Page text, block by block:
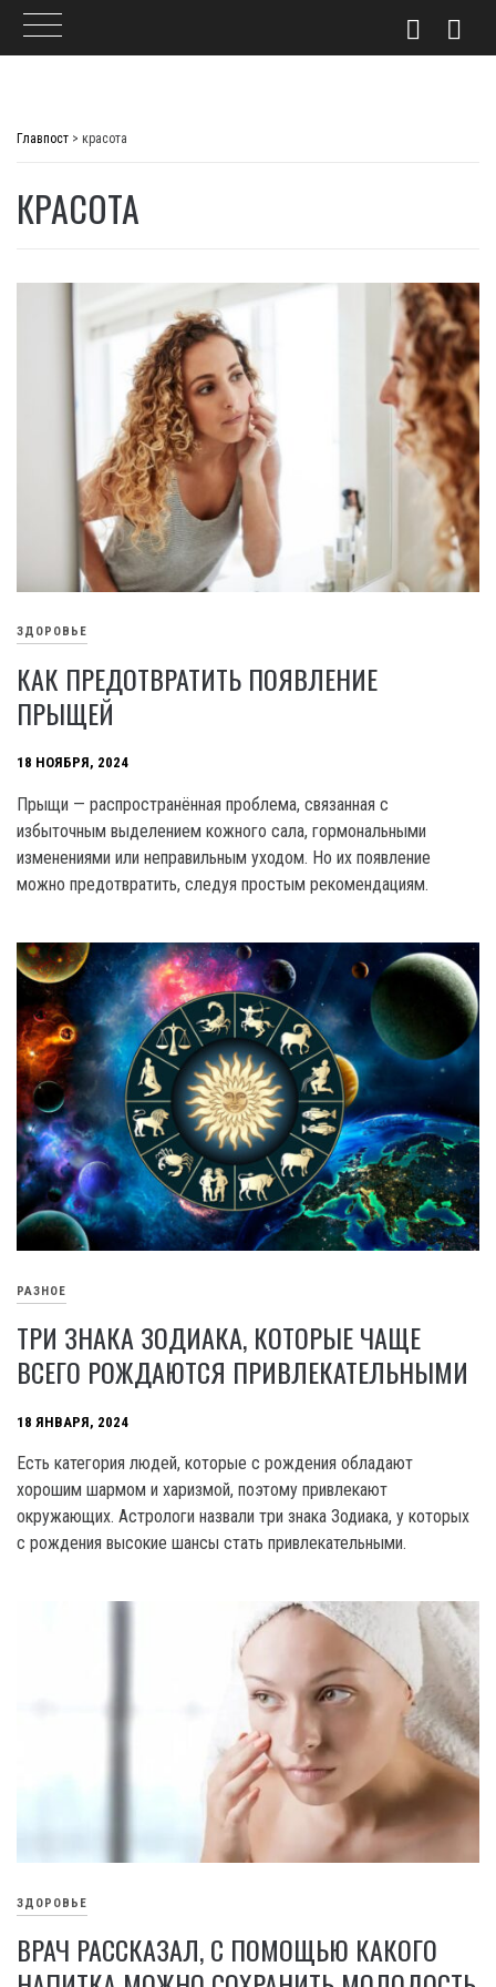
Главпост > красота
КРАСОТА
ЗДОРОВЬЕ
КАК ПРЕДОТВРАТИТЬ ПОЯВЛЕНИЕ
ПРЫЩЕЙ
18 НОЯБРЯ, 2024
Прыщи — распространённая проблема, связанная с
избыточным выделением кожного сала, гормональными
изменениями или неправильным уходом. Но их появление
можно предотвратить, следуя простым рекомендациям.
РАЗНОЕ
ТРИ ЗНАКА ЗОДИАКА, КОТОРЫЕ ЧАЩЕ
ВСЕГО РОЖДАЮТСЯ ПРИВЛЕКАТЕЛЬНЫМИ
18 ЯНВАРЯ, 2024
Есть категория людей, которые с рождения обладают
хорошим шармом и харизмой, поэтому привлекают
окружающих. Астрологи назвали три знака Зодиака, у которых
с рождения высокие шансы стать привлекательными.
ЗДОРОВЬЕ
ВРАЧ РАССКАЗАЛ, С ПОМОЩЬЮ КАКОГО